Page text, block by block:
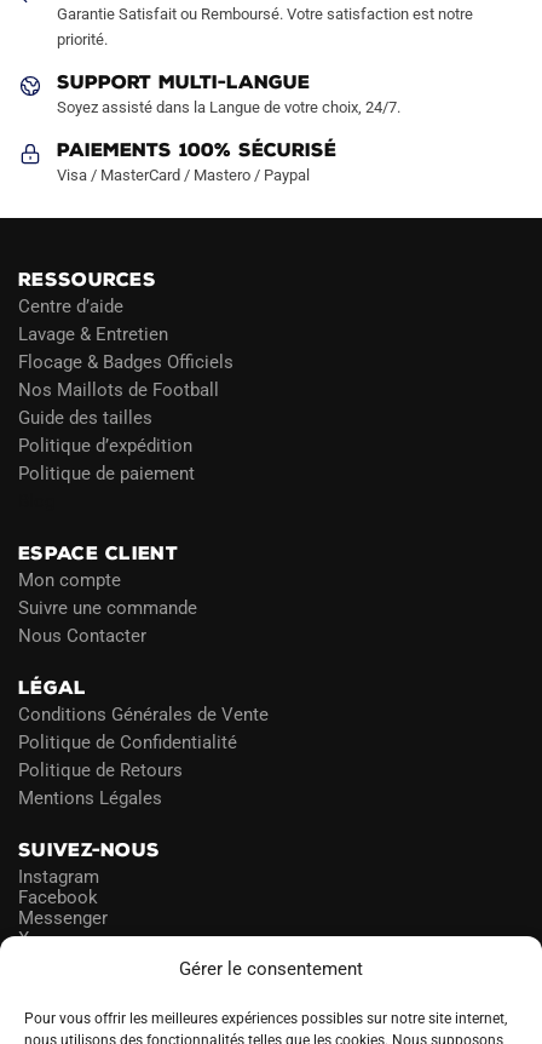
Gérer le consentement
Pour vous offrir les meilleures expériences possibles sur notre site internet,
nous utilisons des fonctionnalités telles que les cookies. Nous supposons
page
produit
la
Garantie Satisfait ou Remboursé. Votre satisfaction est notre
priorité.
SUPPORT MULTI-LANGUE
Soyez assisté dans la Langue de votre choix, 24/7.
Paiements 100% Sécurisé
Visa / MasterCard / Mastero / Paypal
RESSOURCES
Centre d’aide
Lavage & Entretien
Flocage & Badges Officiels
Nos Maillots de Football
Guide des tailles
Politique d’expédition
Politique de paiement
ESPACE CLIENT
Mon compte
Suivre une commande
Nous Contacter
LÉGAL
Conditions Générales de Vente
Politique de Confidentialité
Politique de Retours
Mentions Légales
SUIVEZ-NOUS
Instagram
Facebook
Messenger
X